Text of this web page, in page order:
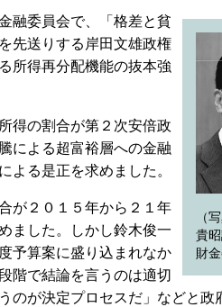
（
貴
財
融委員会で、「格差と貧
先送りする岸田文雄政権
所得再分配機能の抜本強
得の割合が第２次安倍政
による超富裕層への金融
よる是正を求めました。
が２０１５年から２１年
ました。しかし鈴木俊一
予算案に盛り込まれなか
階で結論を言うのは適切
のが決定プロセスだ」などと政